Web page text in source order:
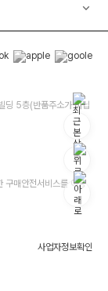
5층(반품주소가 아닙
구매안전서비스를 이용
사업자정보확인